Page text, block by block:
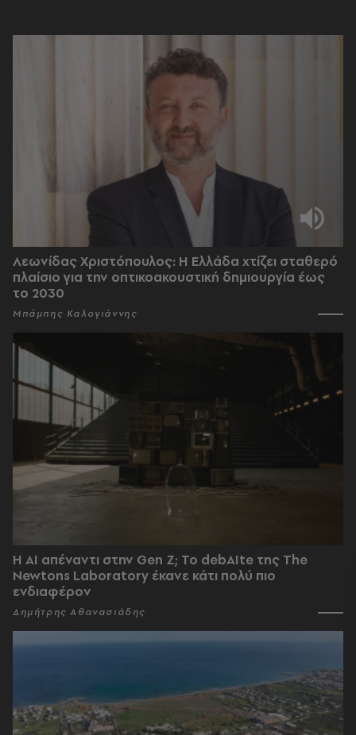
Λεωνίδας Χριστόπουλος: Η Ελλάδα χτίζει σταθερό
πλαίσιο για την οπτικοακουστική δημιουργία έως
το 2030
Μπάμπης Καλογιάννης
Η AI απέναντι στην Gen Z; Το debAIte της The
Newtons Laboratory έκανε κάτι πολύ πιο
ενδιαφέρον
Δημήτρης Αθανασιάδης